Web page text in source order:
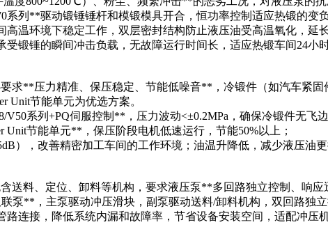
列**驱动锻锤锤杆和模锻模具开合，恒功率控制适应热锻的变
温环境下稳定工作，双层密封结构防止液压油受高温氧化，延
锻锤的瞬间冲击负载，无故障运行时间长，适应热锻车间24小时
求**压力精准、保压稳定、节能低噪音**，冷锻件（如汽车紧
Unit节能单元为优选方案。
系列+PQ伺服控制**，压力波动<±0.2MPa，确保冷锻件无
Unit节能单元**，保压阶段电机低速运行，节能50%以上；
），改善精密加工车间的工作环境；油温升降低，减少液压油更
送料、定位、卸料等机构，要求液压泵**多回路独立控制、响
**，主泵驱动冲压滑块，副泵驱动送料/卸料机构，双回路独立
连接，降低系统内漏和故障率，节省设备安装空间，适配冲压